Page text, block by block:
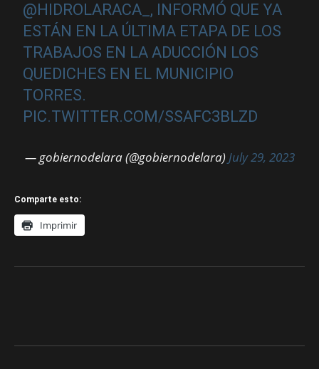
@HIDROLARACA_ , INFORMÓ QUE YA
ESTÁN EN LA ÚLTIMA ETAPA DE LOS
TRABAJOS EN LA ADUCCIÓN LOS
QUEDICHES EN EL MUNICIPIO
TORRES.
PIC.TWITTER.COM/SSAFC3BLZD
— gobiernodelara (@gobiernodelara) July 29, 2023
Comparte esto:
Imprimir